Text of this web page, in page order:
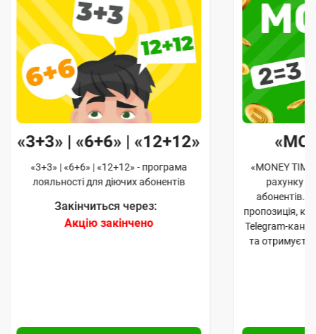
«3+3» | «6+6» | «12+12»
«3+3» | «6+6» | «12+12» - програма
лояльності для діючих абонентів
Закінчиться через:
Акцію закінчено
«MONEY
рахунку
абонентів.
пропозиція,
Telegram-
та